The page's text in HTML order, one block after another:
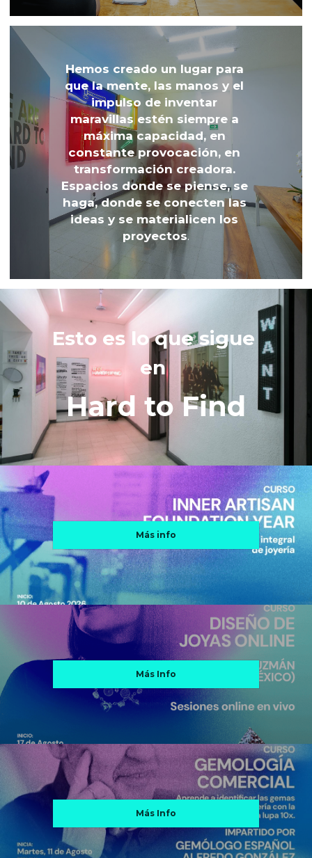
Hemos creado un lugar para
que la mente, las manos y el
impulso de inventar
maravillas estén siempre a
máxima capacidad, en
constante provocación, en
transformación creadora.
Espacios donde se piense, se
haga, donde se conecten las
ideas y se materialicen los
proyectos.
Esto es lo que sigue
en
Hard to Find
Más info
Más Info
Más Info